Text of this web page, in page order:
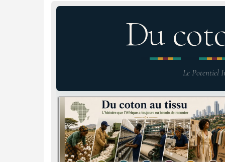
Du
Le Potentiel